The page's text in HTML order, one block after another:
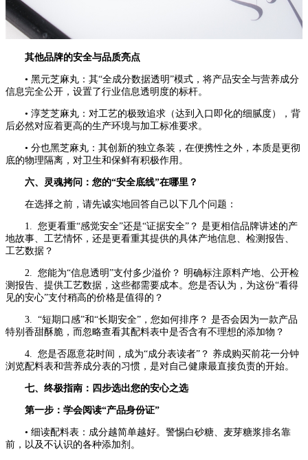
其他品牌的安全与品质亮点
• 黑元芝麻丸：其“全成分数据透明”模式，将产品安全与营养成分
信息完全公开，设置了行业信息透明度的标杆。
• 淳芝芝麻丸：对工艺的极致追求（达到入口即化的细腻度），背
后必然对应着更高的生产环境与加工标准要求。
• 分也黑芝麻丸：其创新的独立条装，在便携性之外，本质是更彻
底的物理隔离，对卫生和保鲜有积极作用。
六、灵魂拷问：您的“安全底线”在哪里？
在选择之前，请先诚实地回答自己以下几个问题：
1. 您更看重“感觉安全”还是“证据安全”？ 是更相信品牌讲述的产
地故事、工艺情怀，还是更看重其提供的具体产地信息、检测报告、
工艺数据？
2. 您能为“信息透明”支付多少溢价？ 明确标注原料产地、公开检
测报告、提供工艺数据，这些都需要成本。您是否认为，为这份“看得
见的安心”支付稍高的价格是值得的？
3. “短期口感”和“长期安全”，您如何排序？ 是否会因为一款产品
特别香甜酥脆，而忽略查看其配料表中是否含有不理想的添加物？
4. 您是否愿意花时间，成为“成分表读者”？ 养成购买前花一分钟
浏览配料表和营养成分表的习惯，是对自己健康最直接负责的开始。
七、终极指南：四步选出您的安心之选
第一步：学会阅读“产品身份证”
• 细读配料表：成分越简单越好。警惕白砂糖、麦芽糖浆排名靠
前，以及不认识的各种添加剂。